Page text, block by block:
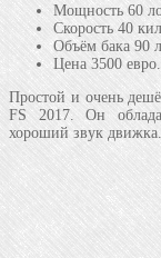
Мощность 60
Скорость 40
Объём бака 90
Цена 3500 евро.
Простой и очень
FS 2017. Он
хороший звук движка.